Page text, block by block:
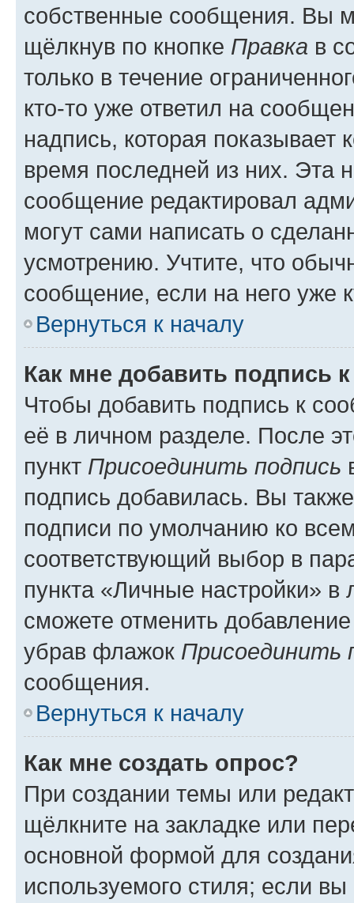
собственные сообщения. Вы
щёлкнув по кнопке Правка в
только в течение
кто-то уже ответил на
надпись, которая показывает
время последней из них. Эта
сообщение редактировал
могут сами написать о
усмотрению. Учтите, что
сообщение, если на него уже
Вернуться к началу
Как мне добавить подпись
Чтобы добавить подпись к
её в личном разделе. После
пункт Присоединить подпись
подпись добавилась. Вы
подписи по умолчанию ко
соответствующий выбор в
пункта «Личные настройки»
сможете отменить
убрав флажок Присоединить
сообщения.
Вернуться к началу
Как мне создать опрос?
При создании темы или
щёлкните на закладке или
основной формой для
используемого стиля; если